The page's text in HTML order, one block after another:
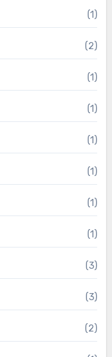
(1)
(2)
(1)
(1)
(1)
(1)
(1)
(1)
(3)
(3)
(2)